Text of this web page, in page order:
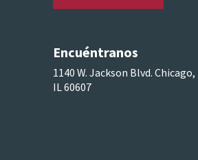
Encuéntranos
1140 W. Jackson Blvd. Chicago,
IL 60607